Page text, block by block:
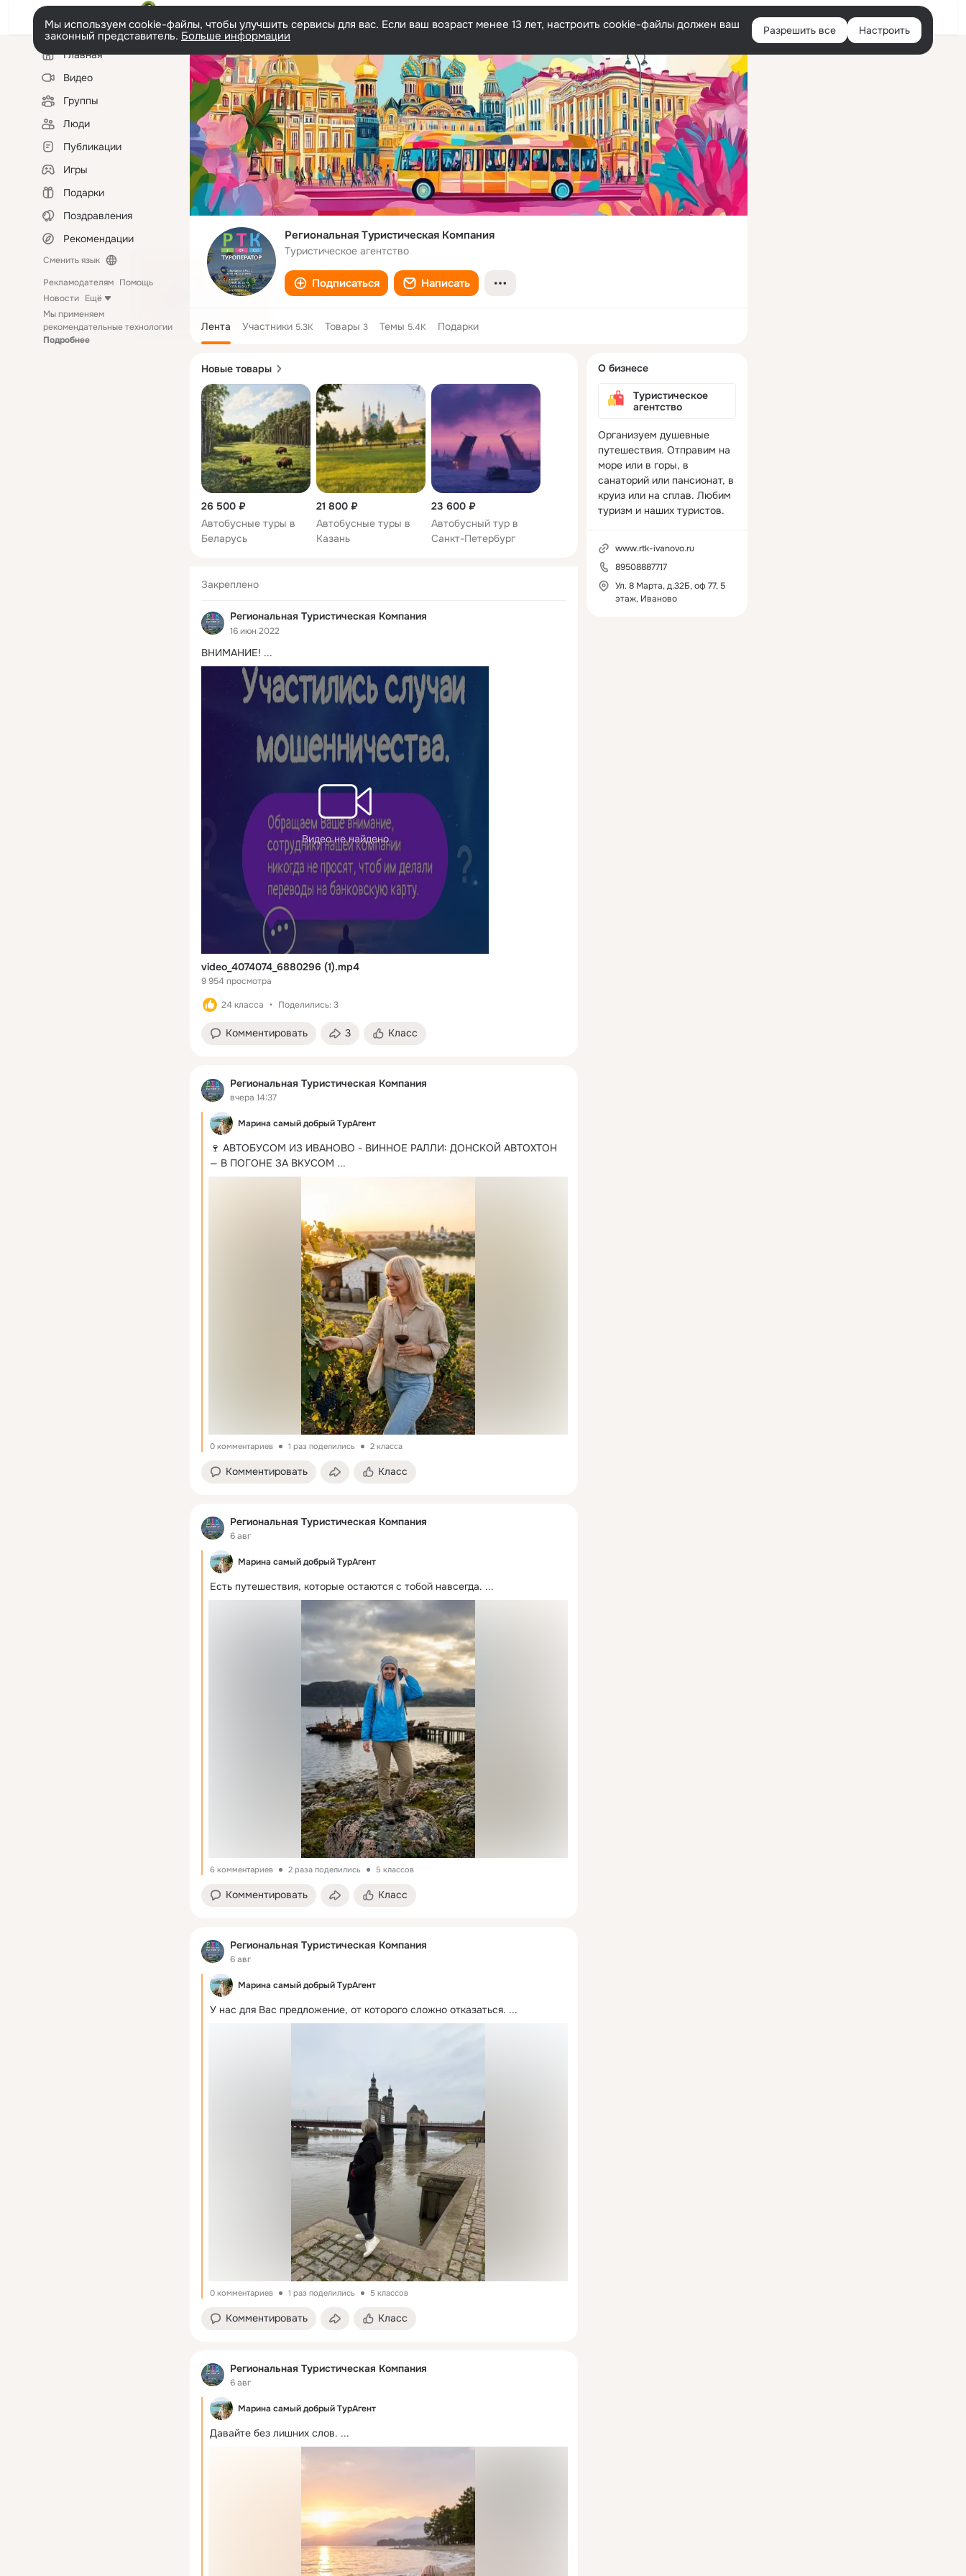
Войти
Мы используем cookie-файлы, чтобы улучшить сервисы для вас. Если ваш возраст менее 13 лет, настроить cookie-файлы должен ваш
законный представитель. Больше информации Разрешить все Настроить
Левая
колонкаГлавная
Видео
Группы
Люди
Публикации
Игры
Подарки
Поздравления
Рекомендации
Сменить язык
Рекламодателям Помощь
Новости Ещё
Мы применяем
рекомендательные технологии
Подробнее
Региональная Туристическая Компания
Туристическое агентство
Подписаться Написать
Лента Участники 5.3K Товары 3 Темы 5.4K Подарки
Новые товары
26 500 ₽
Автобусные туры в
Беларусь
21 800 ₽
Автобусные туры в
Казань
23 600 ₽
Автобусный тур в
Санкт-Петербург
Закреплено
Региональная Туристическая Компания
16 июн 2022
ВНИМАНИЕ! ...
Видео не найдено
video_4074074_6880296 (1).mp4
9 954 просмотра
24 класса Поделились: 3
Комментировать 3 Класс
Региональная Туристическая Компания
вчера 14:37
Марина самый добрый ТурАгент
🍷 АВТОБУСОМ ИЗ ИВАНОВО - ВИННОЕ РАЛЛИ: ДОНСКОЙ АВТОХТОН
— В ПОГОНЕ ЗА ВКУСОМ ...
0 комментариев 1 раз поделились 2 класса
Комментировать Класс
Региональная Туристическая Компания
6 авг
Марина самый добрый ТурАгент
Есть путешествия, которые остаются с тобой навсегда. ...
6 комментариев 2 раза поделились 5 классов
Комментировать Класс
Региональная Туристическая Компания
6 авг
Марина самый добрый ТурАгент
У нас для Вас предложение, от которого сложно отказаться. ...
0 комментариев 1 раз поделились 5 классов
Комментировать Класс
Региональная Туристическая Компания
6 авг
Марина самый добрый ТурАгент
Давайте без лишних слов. ...
колонка
О бизнесе
Туристическое
агентство
Организуем душевные
путешествия. Отправим на
море или в горы, в
санаторий или пансионат, в
круиз или на сплав. Любим
туризм и наших туристов.
www.rtk-ivanovo.ru
89508887717
Ул. 8 Марта, д.32Б, оф 77, 5
этаж, Иваново